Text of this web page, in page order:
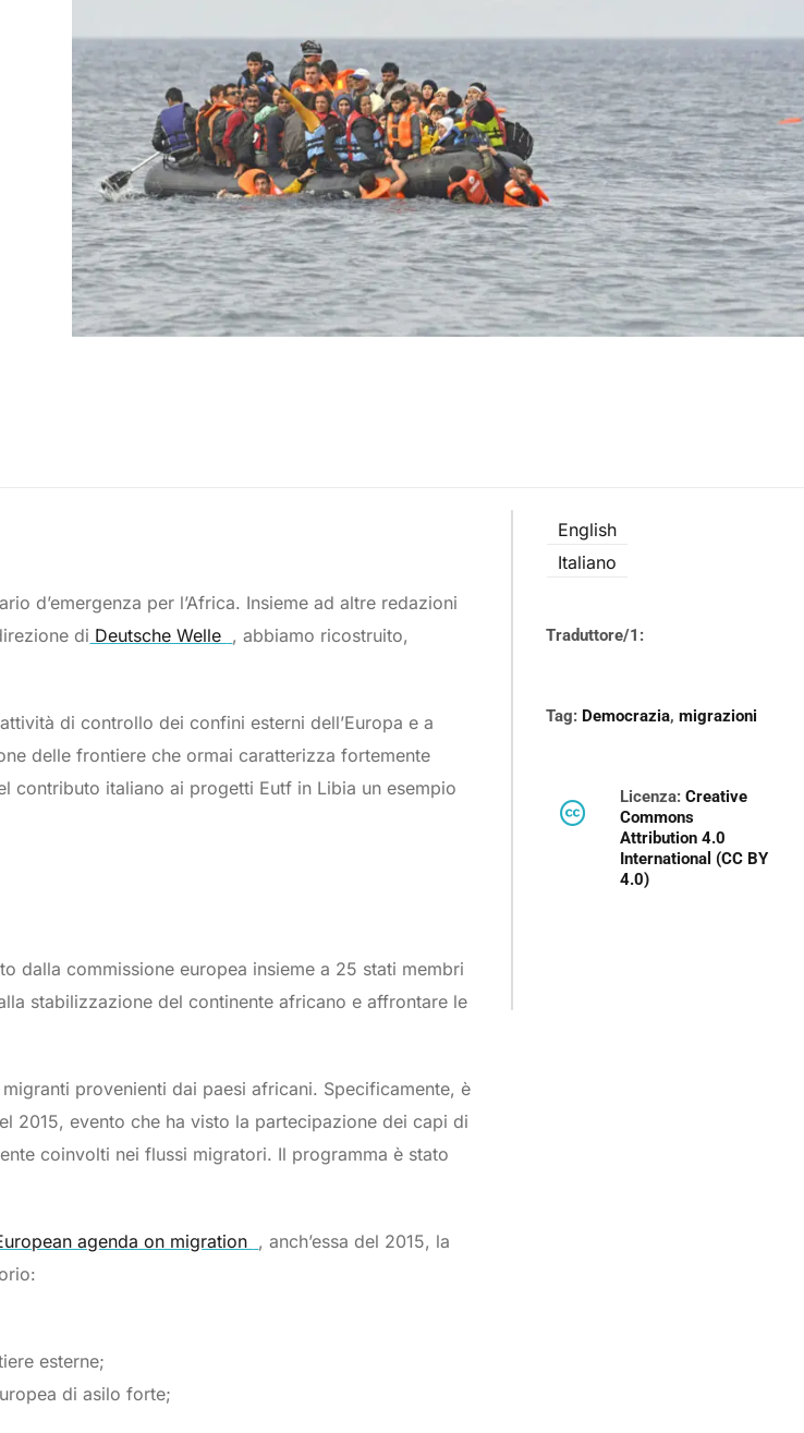
d’emergenza per l’Africa. Insieme ad altre redazioni
di Deutsche Welle , abbiamo ricostruito,
di controllo dei confini esterni dell’Europa e a
delle frontiere che ormai caratterizza fortemente
contributo italiano ai progetti Eutf in Libia un esempio
dalla commissione europea insieme a 25 stati membri
stabilizzazione del continente africano e affrontare le
provenienti dai paesi africani. Specificamente, è
2015, evento che ha visto la partecipazione dei capi di
coinvolti nei flussi migratori. Il programma è stato
agenda on migration , anch’essa del 2015, la
esterne;
di asilo forte;
English
Italiano
Traduttore/1:
Tag: Democrazia,migrazioni
Licenza:Creative
Commons
Attribution 4.0
International (CC BY
4.0)